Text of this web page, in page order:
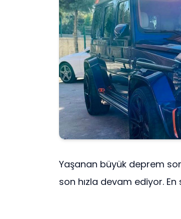
Yaşanan büyük deprem
son hızla devam ediyor.